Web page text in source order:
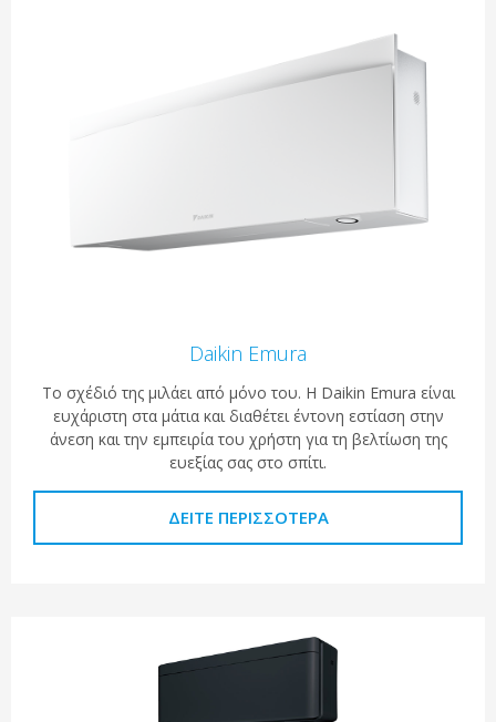
Daikin Emura
Το σχέδιό της μιλάει από μόνο του. Η Daikin Emura είναι
ευχάριστη στα μάτια και διαθέτει έντονη εστίαση στην
άνεση και την εμπειρία του χρήστη για τη βελτίωση της
ευεξίας σας στο σπίτι.
ΔΕΊΤΕ ΠΕΡΙΣΣΌΤΕΡΑ